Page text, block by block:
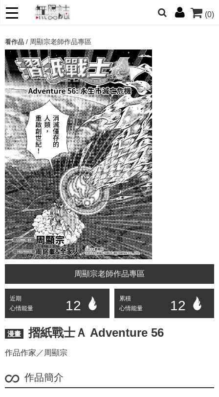
(0)
哆啦柯南寶可夢迷宮飯我推
朋友們，提高警覺！
看作品 / 周顯宗老師作品專區
周顯宗老師作品專區
近期
心情能量
12
累積
心情能量
12
漫畫 摺紙戰士Ａ Adventure 56
作品作家／周顯宗
作品簡介